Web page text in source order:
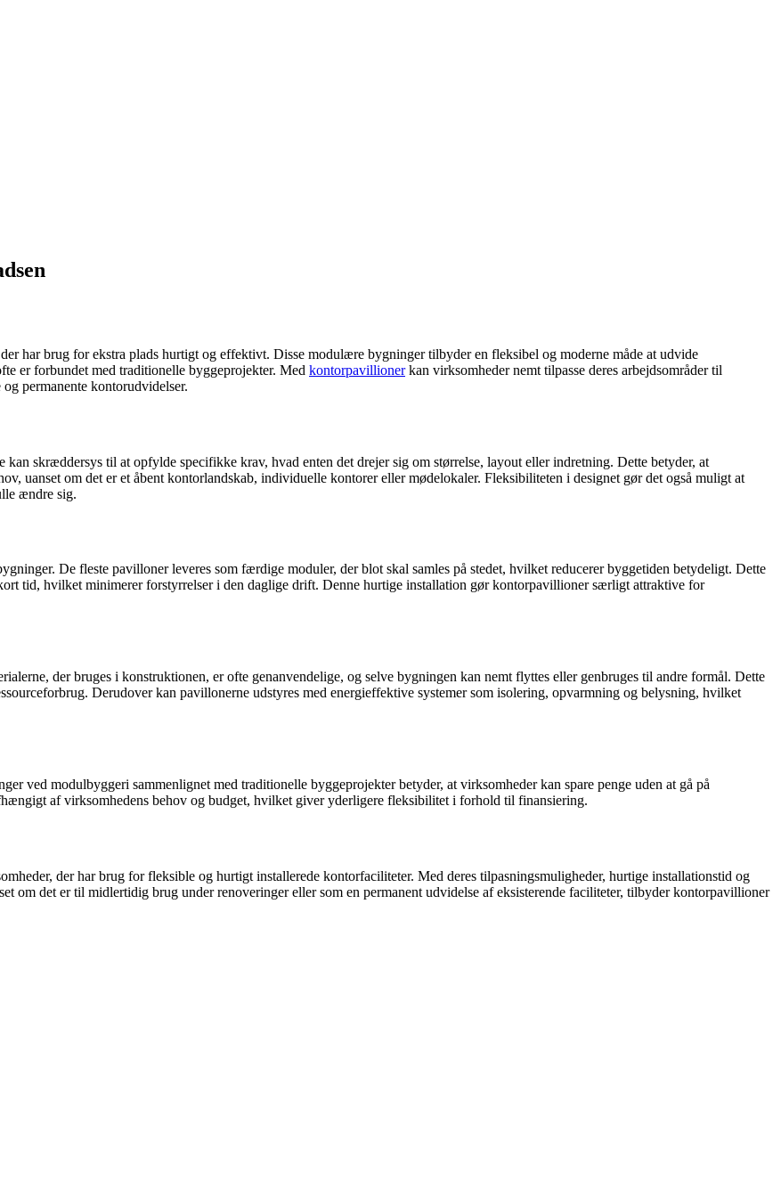
har brug for ekstra plads hurtigt og effektivt. Disse modulære bygninger tilbyder en fleksibel og moderne måde at udvide
er forbundet med traditionelle byggeprojekter. Med kontorpavillionerkan virksomheder nemt tilpasse deres arbejdsområder til
permanente kontorudvidelser.
skræddersys til at opfylde specifikke krav, hvad enten det drejer sig om størrelse, layout eller indretning. Dette betyder, at
uanset om det er et åbent kontorlandskab, individuelle kontorer eller mødelokaler. Fleksibiliteten i designet gør det også muligt at
ændre sig.
De fleste pavilloner leveres som færdige moduler, der blot skal samles på stedet, hvilket reducerer byggetiden betydeligt. Dette
tid, hvilket minimerer forstyrrelser i den daglige drift. Denne hurtige installation gør kontorpavillioner særligt attraktive for
der bruges i konstruktionen, er ofte genanvendelige, og selve bygningen kan nemt flyttes eller genbruges til andre formål. Dette
Derudover kan pavillonerne udstyres med energieffektive systemer som isolering, opvarmning og belysning, hvilket
ved modulbyggeri sammenlignet med traditionelle byggeprojekter betyder, at virksomheder kan spare penge uden at gå på
af virksomhedens behov og budget, hvilket giver yderligere fleksibilitet i forhold til finansiering.
der har brug for fleksible og hurtigt installerede kontorfaciliteter. Med deres tilpasningsmuligheder, hurtige installationstid og
om det er til midlertidig brug under renoveringer eller som en permanent udvidelse af eksisterende faciliteter, tilbyder kontorpavillioner